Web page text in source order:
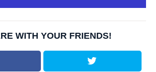
WITH YOUR FRIENDS!